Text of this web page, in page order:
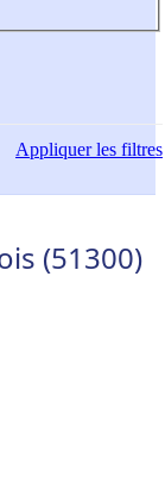
Appliquerles filtres
(51300)